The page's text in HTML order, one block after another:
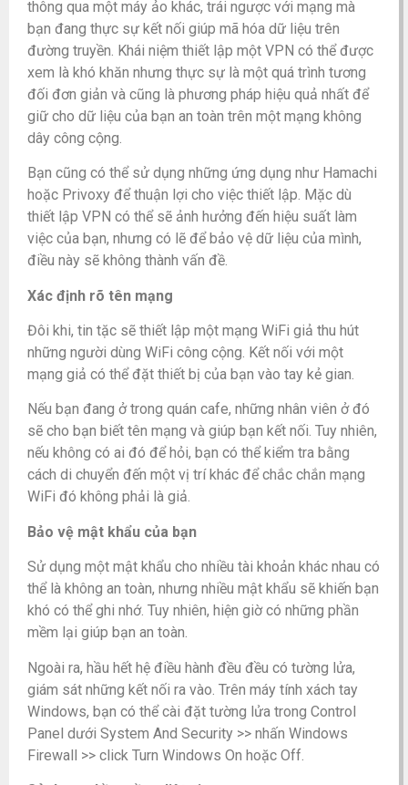
thông qua một máy ảo khác, trái ngược với mạng mà
bạn đang thực sự kết nối giúp mã hóa dữ liệu trên
đường truyền. Khái niệm thiết lập một VPN có thể được
xem là khó khăn nhưng thực sự là một quá trình tương
đối đơn giản và cũng là phương pháp hiệu quả nhất để
giữ cho dữ liệu của bạn an toàn trên một mạng không
dây công cộng.
Bạn cũng có thể sử dụng những ứng dụng như Hamachi
hoặc Privoxy để thuận lợi cho việc thiết lập. Mặc dù
thiết lập VPN có thể sẽ ảnh hưởng đến hiệu suất làm
việc của bạn, nhưng có lẽ để bảo vệ dữ liệu của mình,
điều này sẽ không thành vấn đề.
Xác định rõ tên mạng
Đôi khi, tin tặc sẽ thiết lập một mạng WiFi giả thu hút
những người dùng WiFi công cộng. Kết nối với một
mạng giả có thể đặt thiết bị của bạn vào tay kẻ gian.
Nếu bạn đang ở trong quán cafe, những nhân viên ở đó
sẽ cho bạn biết tên mạng và giúp bạn kết nối. Tuy nhiên,
nếu không có ai đó để hỏi, bạn có thể kiểm tra bằng
cách di chuyển đến một vị trí khác để chắc chắn mạng
WiFi đó không phải là giả.
Bảo vệ mật khẩu của bạn
Sử dụng một mật khẩu cho nhiều tài khoản khác nhau có
thể là không an toàn, nhưng nhiều mật khẩu sẽ khiến bạn
khó có thể ghi nhớ. Tuy nhiên, hiện giờ có những phần
mềm lại giúp bạn an toàn.
Ngoài ra, hầu hết hệ điều hành đều đều có tường lửa,
giám sát những kết nối ra vào. Trên máy tính xách tay
Windows, bạn có thể cài đặt tường lửa trong Control
Panel dưới System And Security >> nhấn Windows
Firewall >> click Turn Windows On hoặc Off.